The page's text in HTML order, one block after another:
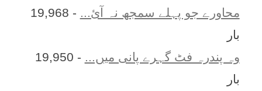
محاورے جو پہلے سمجھ نہ آئ...
- 19,968
بار
وہ پندرہ فٹ گہرے پانی میں...
- 19,950
بار